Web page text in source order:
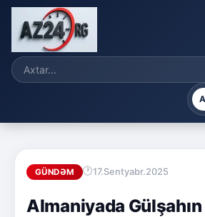
GÜNDƏM 17.Sentyabr.2025
Almaniyada